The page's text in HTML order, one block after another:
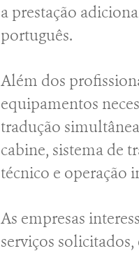
a prestação
português.
Além dos
equipamentos
tradução
cabine, sistema de
técnico e operação
As empresas
serviços